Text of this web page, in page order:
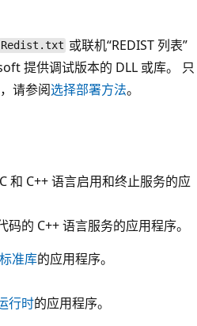
Redist.txt 或联机“REDIST 列表”
提供调试版本的 DLL 或库。 只
请参阅选择部署方法。
和 C++ 语言启用和终止服务的应
码的 C++ 语言服务的应用程序。
准库的应用程序。
行时的应用程序。